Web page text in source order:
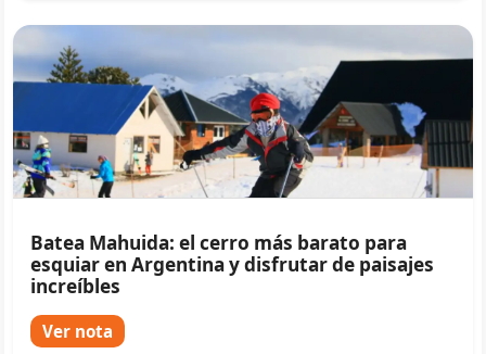
Batea Mahuida: el cerro más barato para
esquiar en Argentina y disfrutar de paisajes
increíbles
Ver nota